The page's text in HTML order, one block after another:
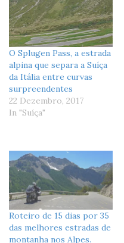
O Splugen Pass, a estrada
alpina que separa a Suíça
da Itália entre curvas
surpreendentes
22 Dezembro, 2017
In "Suíça"
Roteiro de 15 dias por 35
das melhores estradas de
montanha nos Alpes.